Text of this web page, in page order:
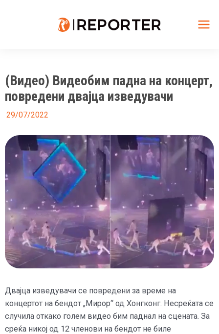
(Видео) Видеобим падна на концерт,
повредени двајца изведувачи
29/07/2022
Двајца изведувачи се повредени за време на
концертот на бендот „Мирор“ од Хонгконг. Несреќата се
случила откако голем видео бим паднал на сцената. За
среќа никој од 12 членови на бендот не биле